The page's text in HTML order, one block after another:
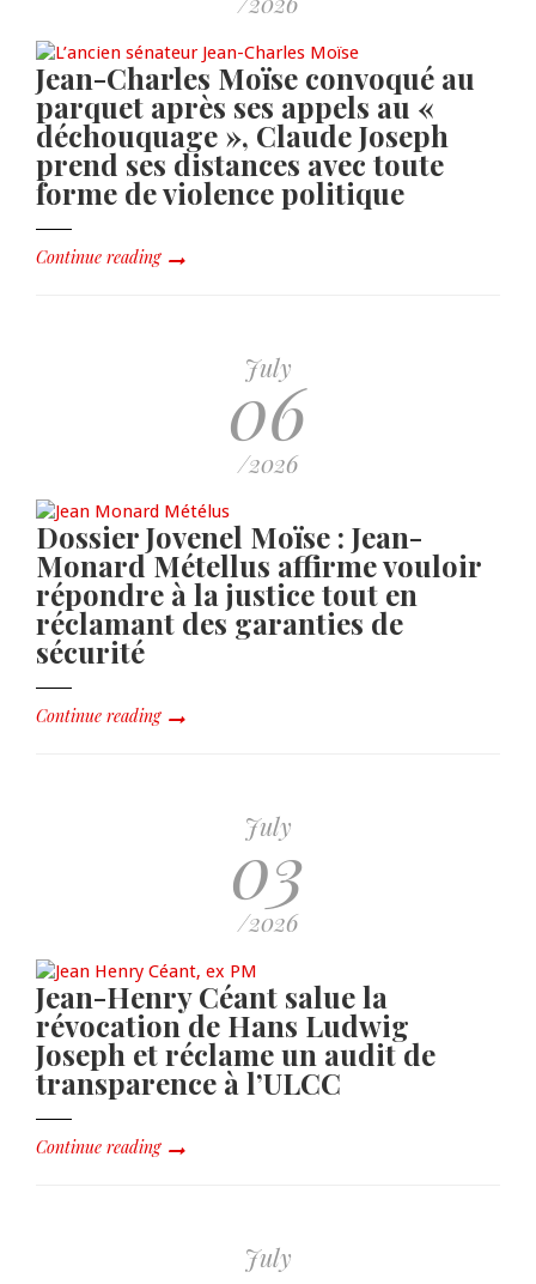
Jean-Charles Moïse convoqué au
parquet après ses appels au «
déchouquage », Claude Joseph
prend ses distances avec toute
forme de violence politique
Continue reading
July
06
/2026
Dossier Jovenel Moïse : Jean-
Monard Métellus affirme vouloir
répondre à la justice tout en
réclamant des garanties de
sécurité
Continue reading
July
03
/2026
Jean-Henry Céant salue la
révocation de Hans Ludwig
Joseph et réclame un audit de
transparence à l’ULCC
Continue reading
July